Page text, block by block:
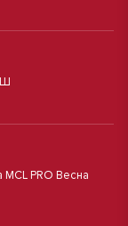
MCL PRO Весна